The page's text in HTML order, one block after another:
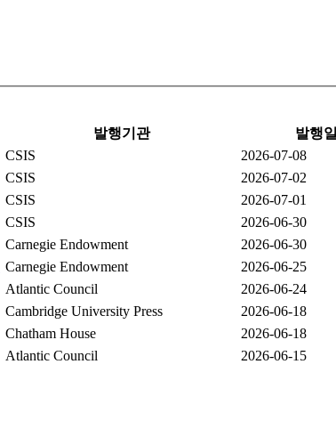
발행기관
발행일
CSIS
2026-07-08
CSIS
2026-07-02
CSIS
2026-07-01
CSIS
2026-06-30
Carnegie Endowment
2026-06-30
Carnegie Endowment
2026-06-25
Atlantic Council
2026-06-24
Cambridge University Press
2026-06-18
Chatham House
2026-06-18
Atlantic Council
2026-06-15